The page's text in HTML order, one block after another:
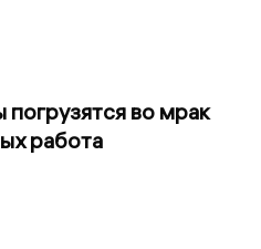
во мрак
работа